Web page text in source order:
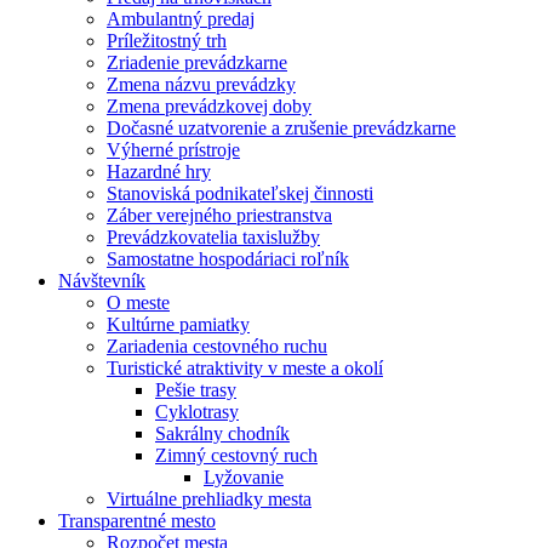
Ambulantný predaj
Príležitostný trh
Zriadenie prevádzkarne
Zmena názvu prevádzky
Zmena prevádzkovej doby
Dočasné uzatvorenie a zrušenie prevádzkarne
Výherné prístroje
Hazardné hry
Stanoviská podnikateľskej činnosti
Záber verejného priestranstva
Prevádzkovatelia taxislužby
Samostatne hospodáriaci roľník
Návštevník
O meste
Kultúrne pamiatky
Zariadenia cestovného ruchu
Turistické atraktivity v meste a okolí
Pešie trasy
Cyklotrasy
Sakrálny chodník
Zimný cestovný ruch
Lyžovanie
Virtuálne prehliadky mesta
Transparentné mesto
Rozpočet mesta